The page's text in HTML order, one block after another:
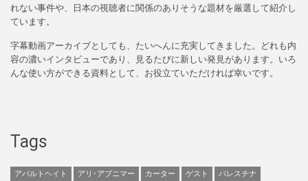
れない事件や、日本の視聴者に関係のありそうな題材を厳選して紹介し
ています。
字幕動画アーカイブとしても、たいへんに充実してきました。どれも内
容の濃いインタビューであり、見るたびに新しい発見があります。いろ
んな使い方ができる資料として、お役立ていただければ幸いです。
Tags
アパルトヘイト アリ･アブニマー カーター ゲスト パレスチナ